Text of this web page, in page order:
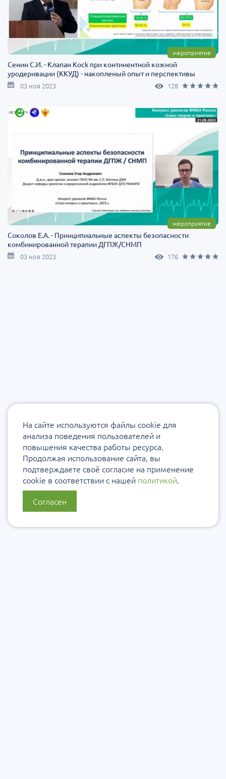
мероприятие
Сенин С.И. - Клапан Kock при континентной кожной
уродеривации (ККУД) - накопленый опыт и перспективы
03 ноя 2023 128
мероприятие
Соколов Е.А. - Принципиальные аспекты безопасности
комбинированной терапии ДГПЖ/СНМП
03 ноя 2023 176
На сайте используются файлы cookie для
анализа поведения пользователей и
повышения качества работы ресурса.
Продолжая использование сайта, вы
подтверждаете своё согласие на применение
cookie в соответствии с нашей политикой.
Согласен